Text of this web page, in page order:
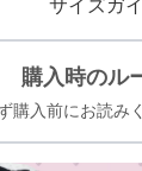
購入時のル
購入前にお読み